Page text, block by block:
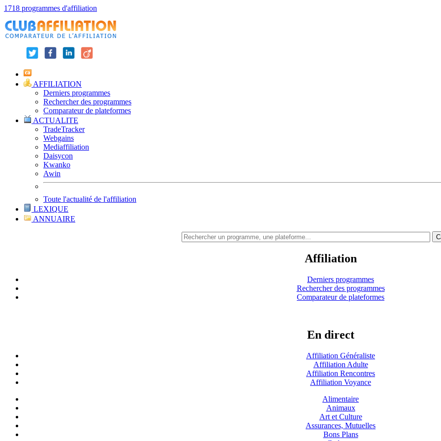
1718 programmes d'affiliation
AFFILIATION
Derniers programmes
Rechercher des programmes
Comparateur de plateformes
ACTUALITE
TradeTracker
Webgains
Mediaffiliation
Daisycon
Kwanko
Awin
Toute l'actualité de l'affiliation
LEXIQUE
ANNUAIRE
Affiliation
Derniers programmes
Rechercher des programmes
Comparateur de plateformes
En direct
Affiliation Généraliste
Affiliation Adulte
Affiliation Rencontres
Affiliation Voyance
Alimentaire
Animaux
Art et Culture
Assurances, Mutuelles
Bons Plans